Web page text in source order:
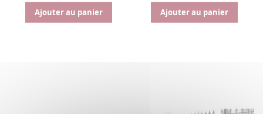
Ajouter au panier Ajouter au panier